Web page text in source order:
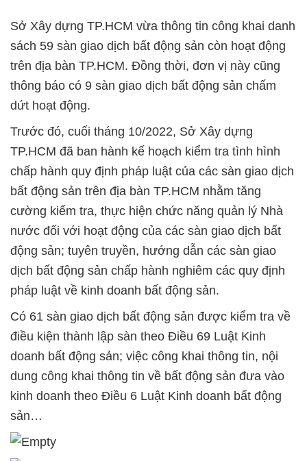
Sở Xây dựng TP.HCM vừa thông tin công khai danh
sách 59 sàn giao dịch bất động sản còn hoạt động
trên địa bàn TP.HCM. Đồng thời, đơn vị này cũng
thông báo có 9 sàn giao dịch bất động sản chấm
dứt hoạt động.
Trước đó, cuối tháng 10/2022, Sở Xây dựng
TP.HCM đã ban hành kế hoạch kiểm tra tình hình
chấp hành quy định pháp luật của các sàn giao dịch
bất động sản trên địa bàn TP.HCM nhằm tăng
cường kiểm tra, thực hiện chức năng quản lý Nhà
nước đối với hoạt động của các sàn giao dịch bất
động sản; tuyên truyền, hướng dẫn các sàn giao
dịch bất động sản chấp hành nghiêm các quy định
pháp luật về kinh doanh bất động sản.
Có 61 sàn giao dịch bất động sản được kiểm tra về
điều kiện thành lập sàn theo Điều 69 Luật Kinh
doanh bất động sản; việc công khai thông tin, nội
dung công khai thông tin về bất động sản đưa vào
kinh doanh theo Điều 6 Luật Kinh doanh bất động
sản…